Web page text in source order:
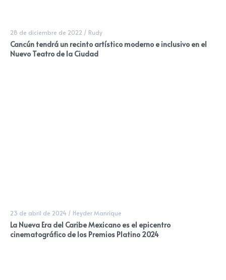
28 de diciembre de 2022 / Rudy
Cancún tendrá un recinto artístico moderno e inclusivo en el
Nuevo Teatro de la Ciudad
23 de abril de 2024 / Heyder Manrique
La Nueva Era del Caribe Mexicano es el epicentro
cinematográfico de los Premios Platino 2024